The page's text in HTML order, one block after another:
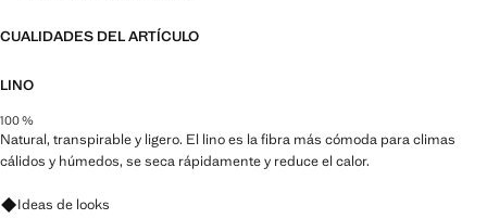
CUALIDADES DEL ARTÍCULO
LINO
100 %
Natural, transpirable y ligero. El lino es la fibra más cómoda para climas
cálidos y húmedos, se seca rápidamente y reduce el calor.
Pregunta por looks, prendas y tendencias
Ideas de looks